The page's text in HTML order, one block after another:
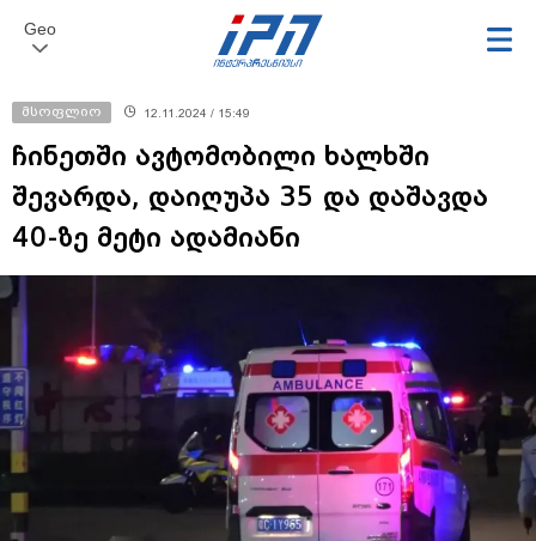
Geo
მსოფლიო 12.11.2024 / 15:49
ჩინეთში ავტომობილი ხალხში
შევარდა, დაიღუპა 35 და დაშავდა
40-ზე მეტი ადამიანი